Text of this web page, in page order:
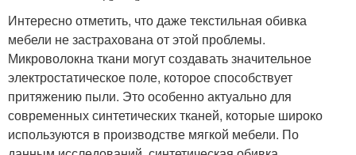
Интересно отметить, что даже текстильная обивка
мебели не застрахована от этой проблемы.
Микроволокна ткани могут создавать значительное
электростатическое поле, которое способствует
притяжению пыли. Это особенно актуально для
современных синтетических тканей, которые широко
используются в производстве мягкой мебели. По